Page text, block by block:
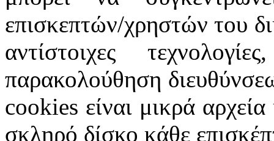
επισκεπτών/χρηστών του
αντίστοιχες
παρακολούθηση
cookies είναι μικρά
σκληρό δίσκο κάθε